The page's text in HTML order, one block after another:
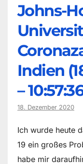
Johns-
Indien
–
18. Dezember 2020
Ich wurde heute
19 ein großes
habe mir